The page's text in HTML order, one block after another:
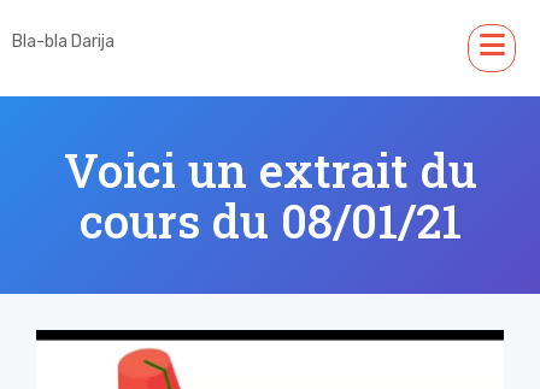
Bla-bla Darija
Voici un extrait du
cours du 08/01/21